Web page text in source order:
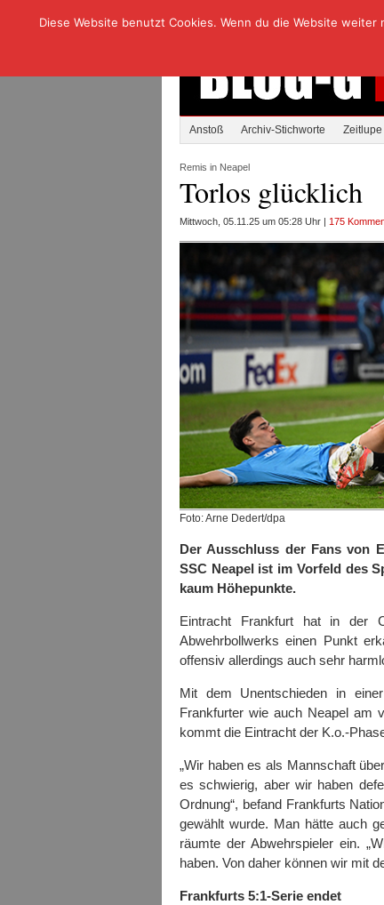
Anstoß Archiv-Stichworte Zeitlupe
Remis in Neapel
Torlos glücklich
Mittwoch, 05.11.25 um 05:28 Uhr | 175
Foto: Arne Dedert/dpa
Der Ausschluss der Fans von
SSC Neapel ist im Vorfeld des
kaum Höhepunkte.
Eintracht Frankfurt hat in der
Abwehrbollwerks einen Punkt
offensiv allerdings auch sehr
Mit dem Unentschieden in
Frankfurter wie auch Neapel am
kommt die Eintracht der K.o.-
„Wir haben es als Mannschaft
es schwierig, aber wir haben
Ordnung“, befand Frankfurts
gewählt wurde. Man hätte auch
räumte der Abwehrspieler ein.
haben. Von daher können wir mit
Frankfurts 5:1-Serie endet
Diese Website benutzt Cookies. Wenn du die Website